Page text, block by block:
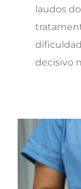
laudos
decisivo